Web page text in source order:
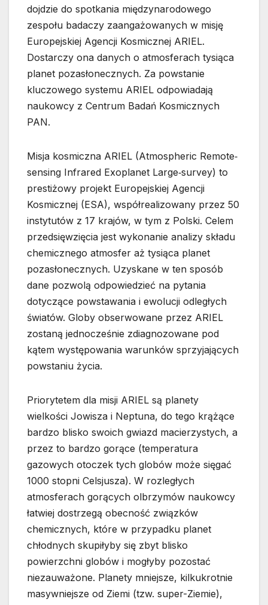
dojdzie do spotkania międzynarodowego
zespołu badaczy zaangażowanych w misję
Europejskiej Agencji Kosmicznej ARIEL.
Dostarczy ona danych o atmosferach tysiąca
planet pozasłonecznych. Za powstanie
kluczowego systemu ARIEL odpowiadają
naukowcy z Centrum Badań Kosmicznych
PAN.
Misja kosmiczna ARIEL (Atmospheric Remote‐
sensing Infrared Exoplanet Large‐survey) to
prestiżowy projekt Europejskiej Agencji
Kosmicznej (ESA), współrealizowany przez 50
instytutów z 17 krajów, w tym z Polski. Celem
przedsięwzięcia jest wykonanie analizy składu
chemicznego atmosfer aż tysiąca planet
pozasłonecznych. Uzyskane w ten sposób
dane pozwolą odpowiedzieć na pytania
dotyczące powstawania i ewolucji odległych
światów. Globy obserwowane przez ARIEL
zostaną jednocześnie zdiagnozowane pod
kątem występowania warunków sprzyjających
powstaniu życia.
Priorytetem dla misji ARIEL są planety
wielkości Jowisza i Neptuna, do tego krążące
bardzo blisko swoich gwiazd macierzystych, a
przez to bardzo gorące (temperatura
gazowych otoczek tych globów może sięgać
1000 stopni Celsjusza). W rozległych
atmosferach gorących olbrzymów naukowcy
łatwiej dostrzegą obecność związków
chemicznych, które w przypadku planet
chłodnych skupiłyby się zbyt blisko
powierzchni globów i mogłyby pozostać
niezauważone. Planety mniejsze, kilkukrotnie
masywniejsze od Ziemi (tzw. super-Ziemie),